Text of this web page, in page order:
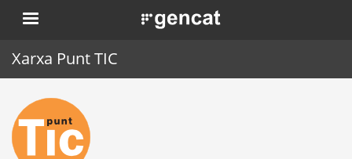
Vés
al
. Obre en una nova finestra.
Xarxa Punt TIC
Inici
Punt TIC